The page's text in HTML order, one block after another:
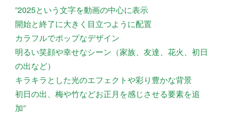
”2025という文字を動画の中心に表示
開始と終了に大きく目立つように配置
カラフルでポップなデザイン
明るい笑顔や幸せなシーン（家族、友達、花火、初日
の出など）
キラキラとした光のエフェクトや彩り豊かな背景
初日の出、梅や竹などお正月を感じさせる要素を追
加”